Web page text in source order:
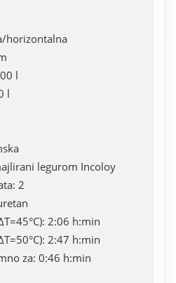
horizontalna
l
l
legurom Incoloy
2
2:06 h:min
2:47 h:min
za: 0:46 h:min